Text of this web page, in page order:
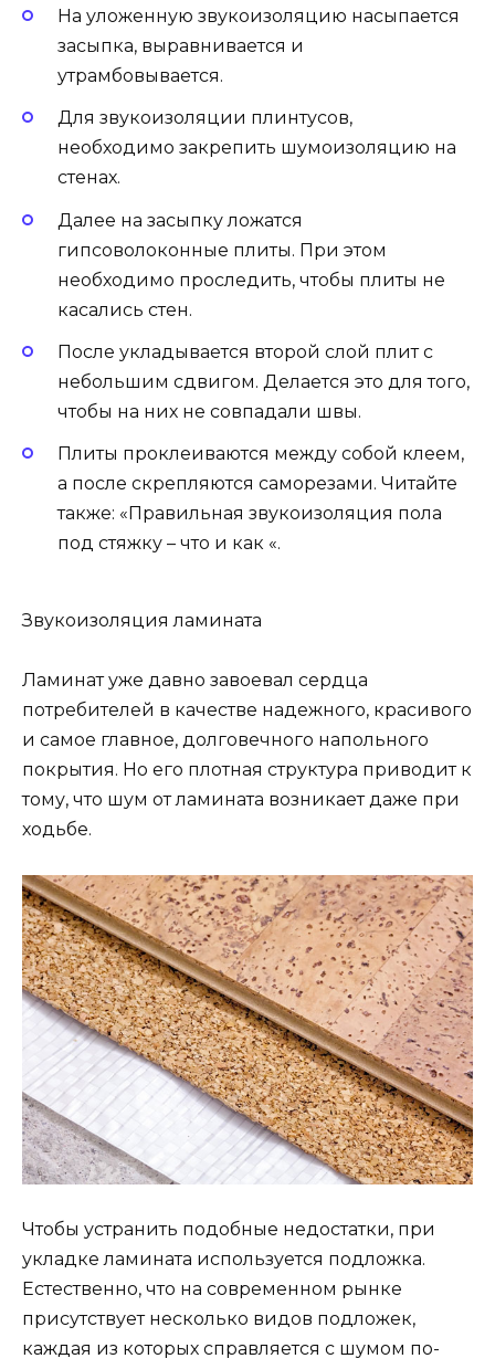
На уложенную звукоизоляцию насыпается
засыпка, выравнивается и
утрамбовывается.
Для звукоизоляции плинтусов,
необходимо закрепить шумоизоляцию на
стенах.
Далее на засыпку ложатся
гипсоволоконные плиты. При этом
необходимо проследить, чтобы плиты не
касались стен.
После укладывается второй слой плит с
небольшим сдвигом. Делается это для того,
чтобы на них не совпадали швы.
Плиты проклеиваются между собой клеем,
а после скрепляются саморезами. Читайте
также: «Правильная звукоизоляция пола
под стяжку – что и как «.
Звукоизоляция ламината
Ламинат уже давно завоевал сердца
потребителей в качестве надежного, красивого
и самое главное, долговечного напольного
покрытия. Но его плотная структура приводит к
тому, что шум от ламината возникает даже при
ходьбе.
Чтобы устранить подобные недостатки, при
укладке ламината используется подложка.
Естественно, что на современном рынке
присутствует несколько видов подложек,
каждая из которых справляется с шумом по-